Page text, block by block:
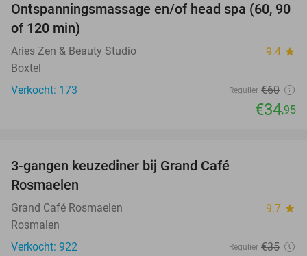
42%
Ontspanningsmassage en/of head spa (60, 90
of 120 min)
Aries Zen & Beauty Studio 9.4 star
Boxtel
Verkocht: 173
Regulier €60
€34,95
3-gangen keuzediner bij Grand Café
Rosmaelen
Grand Café Rosmaelen 9.7 star
Rosmalen
Verkocht: 922
Regulier €35